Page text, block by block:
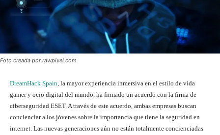
Foto creada por rawpixel.com
DreamHack Spain , la mayor experiencia inmersiva en el estilo de vida
gamer y ocio digital del mundo, ha firmado un acuerdo con la firma de
ciberseguridad ESET. A través de este acuerdo, ambas empresas buscan
concienciar a los jóvenes sobre la importancia que tiene la seguridad en
internet. Las nuevas generaciones aún no están totalmente concienciadas